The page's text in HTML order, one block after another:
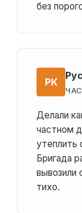
без
РК
Делали
частном
утеплить
Бригада
вывозили
тихо.